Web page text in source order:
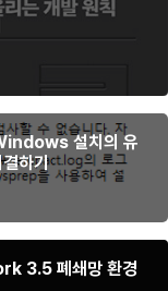
설치의 유
하기
3.5 폐쇄망 환경